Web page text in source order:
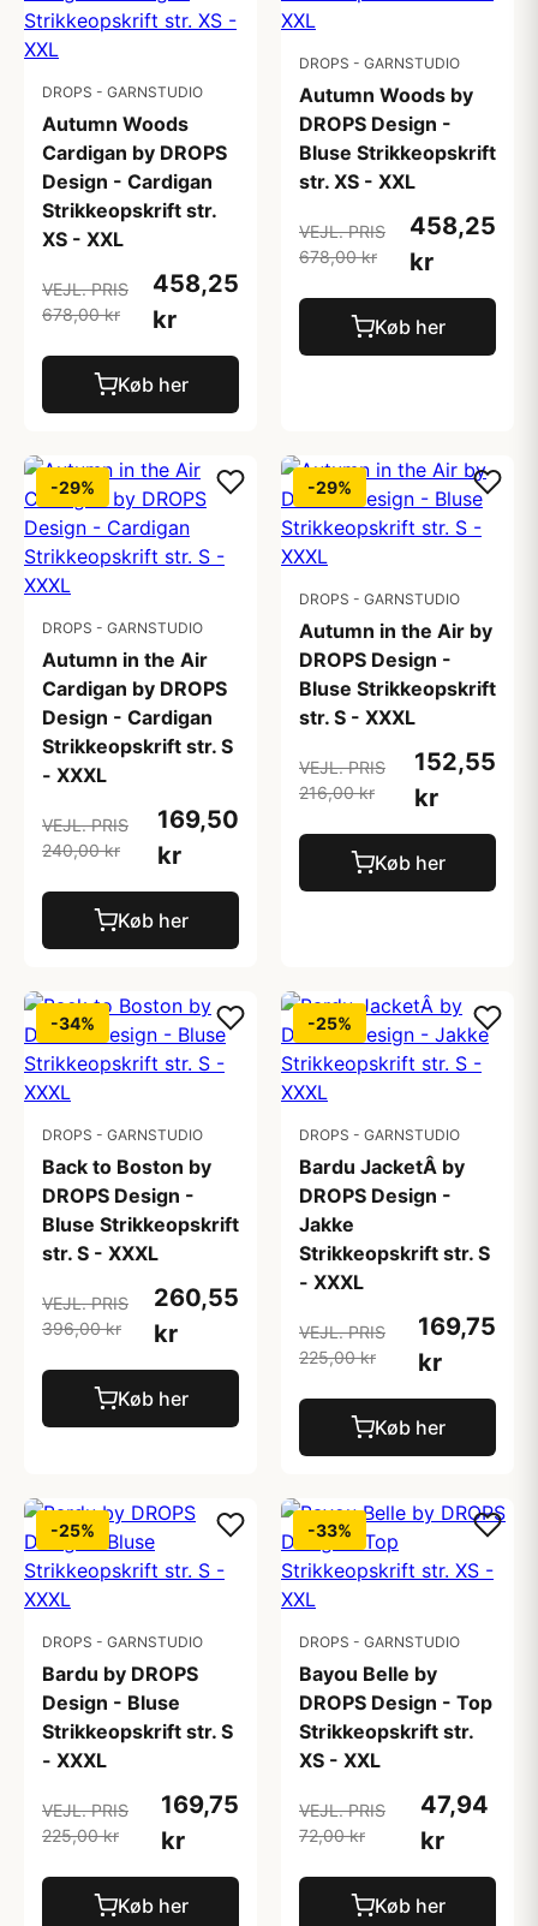
DROPS - GARNSTUDIO
Autumn Woods
Cardigan by DROPS
Design - Cardigan
Strikkeopskrift str.
XS - XXL
VEJL. PRIS
678,00 kr
458,25
kr
Køb her
DROPS - GARNSTUDIO
Autumn Woods by
DROPS Design -
Bluse Strikkeopskrift
str. XS - XXL
VEJL. PRIS
678,00 kr
458,25
kr
Køb her
-29%
DROPS - GARNSTUDIO
Autumn in the Air
Cardigan by DROPS
Design - Cardigan
Strikkeopskrift str. S
- XXXL
VEJL. PRIS
240,00 kr
169,50
kr
Køb her
-29%
DROPS - GARNSTUDIO
Autumn in the Air by
DROPS Design -
Bluse Strikkeopskrift
str. S - XXXL
VEJL. PRIS
216,00 kr
152,55
kr
Køb her
-34%
DROPS - GARNSTUDIO
Back to Boston by
DROPS Design -
Bluse Strikkeopskrift
str. S - XXXL
VEJL. PRIS
396,00 kr
260,55
kr
Køb her
-25%
DROPS - GARNSTUDIO
Bardu JacketÂ by
DROPS Design -
Jakke
Strikkeopskrift str. S
- XXXL
VEJL. PRIS
225,00 kr
169,75
kr
Køb her
-25%
DROPS - GARNSTUDIO
Bardu by DROPS
Design - Bluse
Strikkeopskrift str. S
- XXXL
VEJL. PRIS
225,00 kr
169,75
kr
Køb her
-33%
DROPS - GARNSTUDIO
Bayou Belle by
DROPS Design - Top
Strikkeopskrift str.
XS - XXL
VEJL. PRIS
72,00 kr
47,94
kr
Køb her